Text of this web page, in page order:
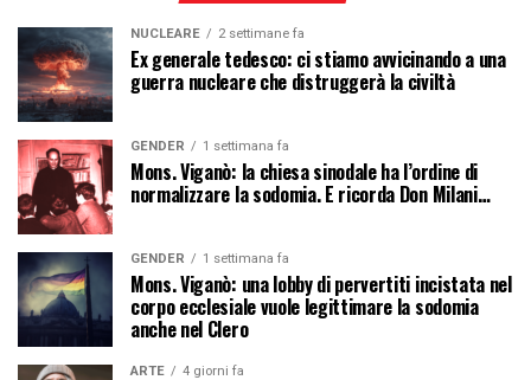
NUCLEARE 2 settimane fa
Ex generale tedesco: ci stiamo avvicinando a una
guerra nucleare che distruggerà la civiltà
GENDER 1 settimana fa
Mons. Viganò: la chiesa sinodale ha l’ordine di
normalizzare la sodomia. E ricorda Don Milani…
GENDER 1 settimana fa
Mons. Viganò: una lobby di pervertiti incistata nel
corpo ecclesiale vuole legittimare la sodomia
anche nel Clero
ARTE 4 giorni fa